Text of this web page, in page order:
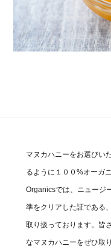
マヌカハニーをお選びい
るように１００%オーガ
Organicsでは、ニュージ
準をクリアした証である
取り扱っております。皆
なマヌカハニーをぜひ取